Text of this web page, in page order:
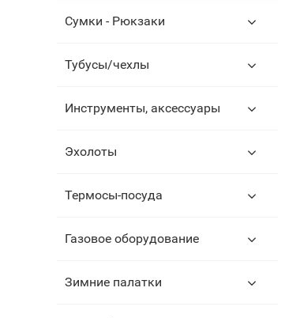
Сумки - Рюкзаки
Тубусы/чехлы
Инструменты, аксессуары
Эхолоты
Термосы-посуда
Газовое оборудование
Зимние палатки